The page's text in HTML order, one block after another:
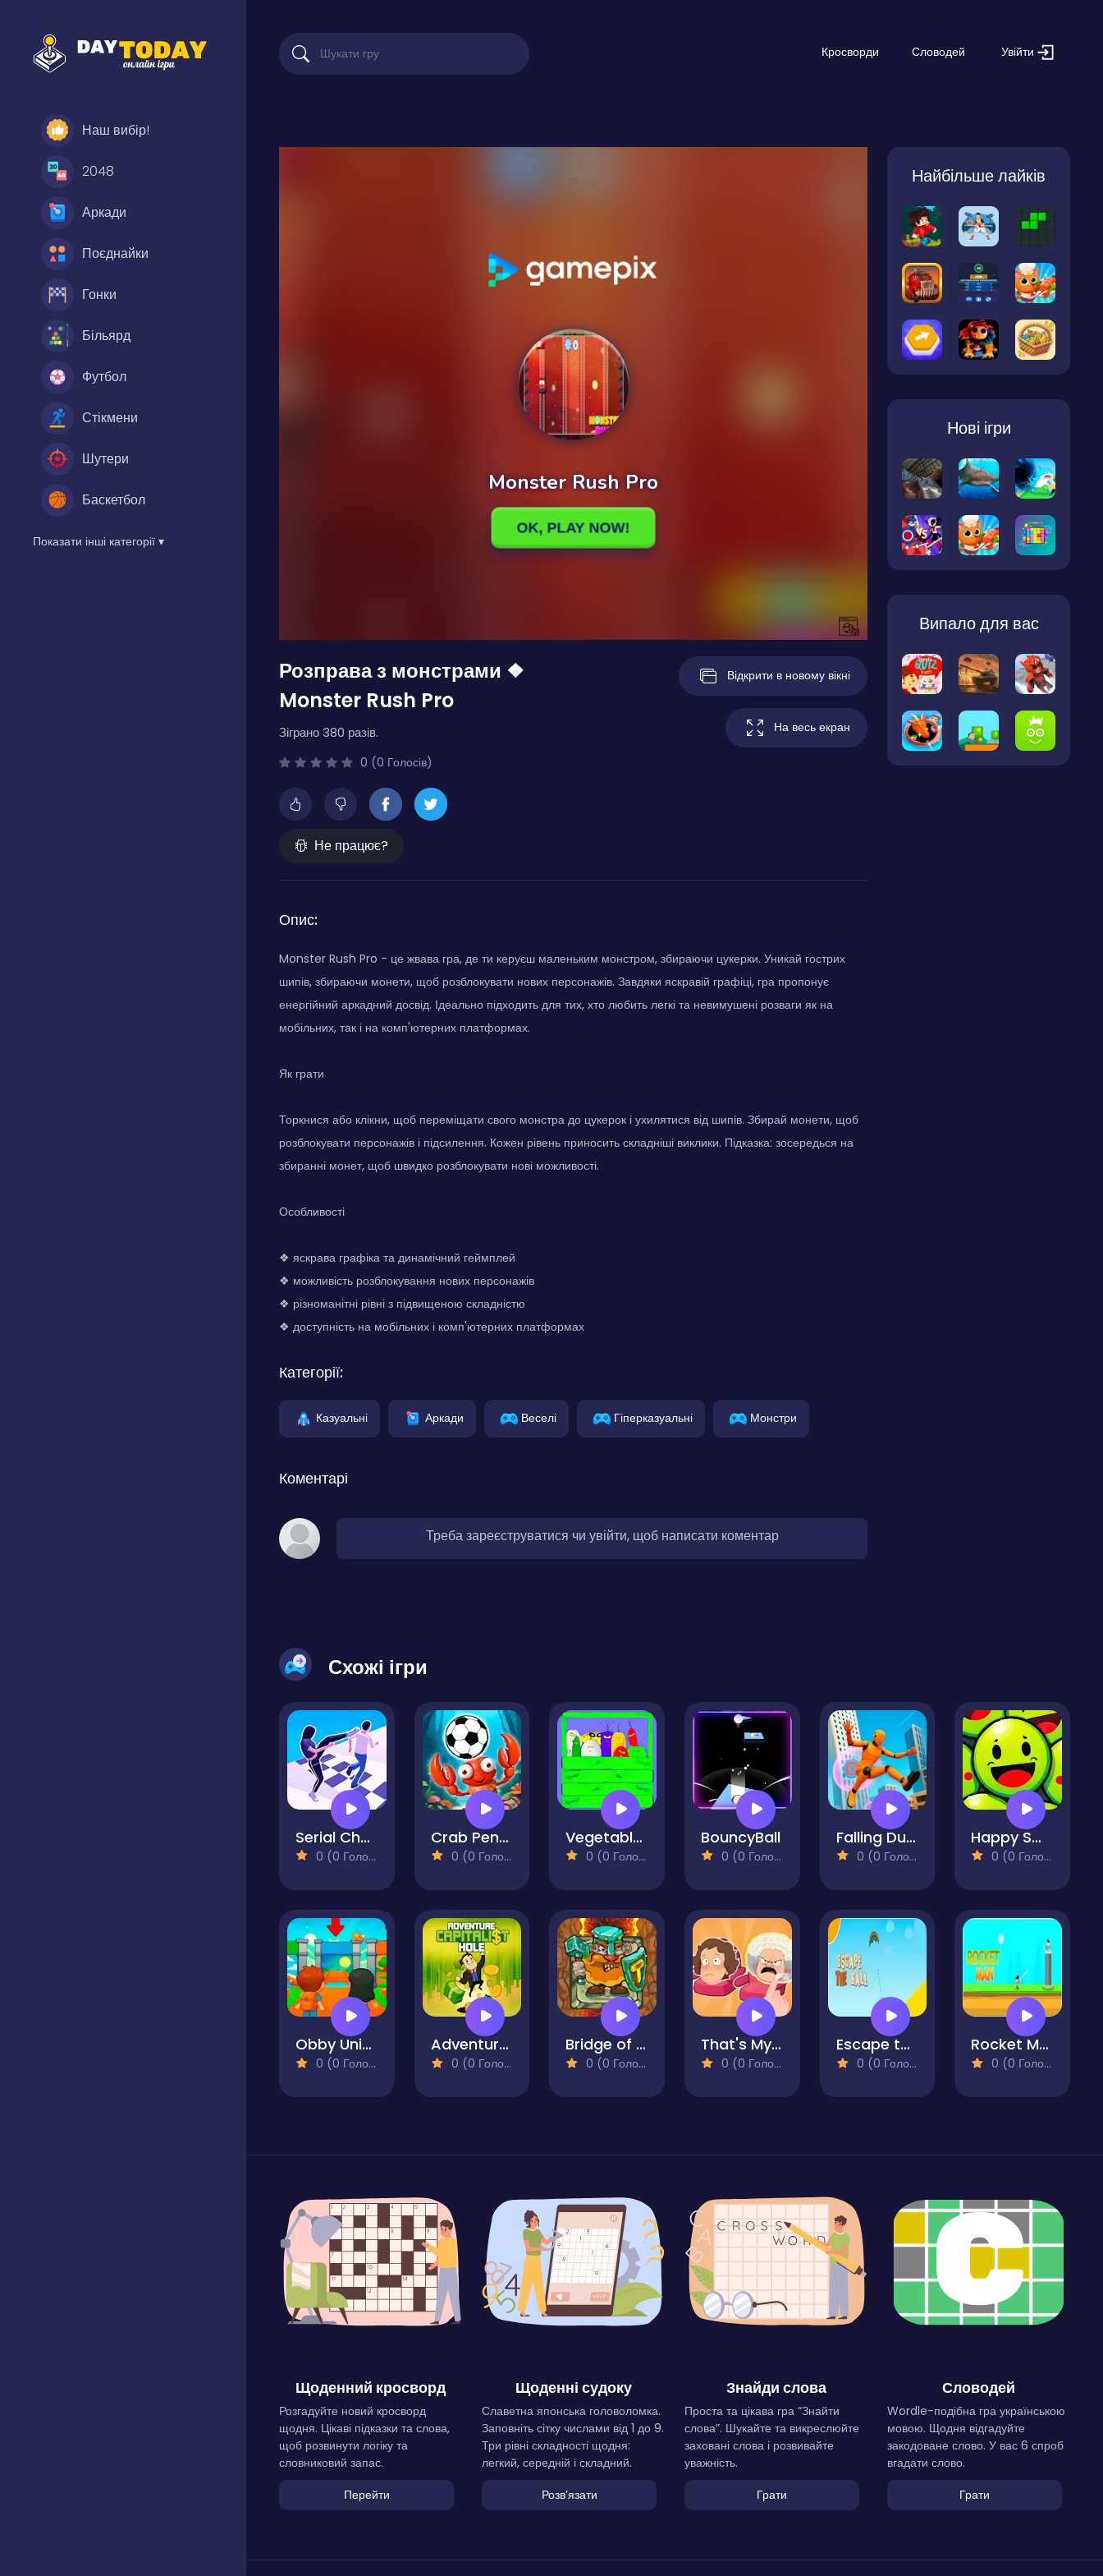
Наш вибір!
2048
Аркади
Поєднайки
Гонки
Більярд
Футбол
Стікмени
Шутери
Баскетбол
Показати інші категорії ▾
Кросворди Словодей Увійти
Розправа з монстрами ❖
Monster Rush Pro
Зіграно 380 разів.
0 (0 Голосів)
Не працює?
Відкрити в новому вікні
На весь екран
Опис:
Monster Rush Pro - це жвава гра, де ти керуєш маленьким монстром, збираючи цукерки. Уникай гострих
шипів, збираючи монети, щоб розблокувати нових персонажів. Завдяки яскравій графіці, гра пропонує
енергійний аркадний досвід. Ідеально підходить для тих, хто любить легкі та невимушені розваги як на
мобільних, так і на комп'ютерних платформах.
Як грати
Торкнися або клікни, щоб переміщати свого монстра до цукерок і ухилятися від шипів. Збирай монети, щоб
розблокувати персонажів і підсилення. Кожен рівень приносить складніші виклики. Підказка: зосередься на
збиранні монет, щоб швидко розблокувати нові можливості.
Особливості
❖ яскрава графіка та динамічний геймплей
❖ можливість розблокування нових персонажів
❖ різноманітні рівні з підвищеною складністю
❖ доступність на мобільних і комп'ютерних платформах
Категорії:
Казуальні Аркади Веселі Гіперказуальні Монстри
Коментарі
Треба зареєструватися чи увійти, щоб написати коментар
Найбільше лайків
Нові ігри
Випало для вас
Схожі ігри
Serial Cheaters
0 (0 Голосів)
Crab Penalty
0 (0 Голосів)
Vegetables for Aliens
0 (0 Голосів)
BouncyBall
0 (0 Голосів)
Falling Dummy
0 (0 Голосів)
Happy Smileys
0 (0 Голосів)
Obby Universe - Mini Games Online
0 (0 Голосів)
Adventure Capitalist Hole
0 (0 Голосів)
Bridge of Doom
0 (0 Голосів)
That's My Seat Logic Puzzle
0 (0 Голосів)
Escape the Ball
0 (0 Голосів)
Rocket Man Pro
0 (0 Голосів)
Щоденний кросворд
Розгадуйте новий кросворд
щодня. Цікаві підказки та слова,
щоб розвинути логіку та
словниковий запас.
Перейти
Щоденні судоку
Славетна японська головоломка.
Заповніть сітку числами від 1 до 9.
Три рівні складності щодня:
легкий, середній і складний.
Розвʼязати
Знайди слова
Проста та цікава гра “Знайти
слова”. Шукайте та викреслюйте
заховані слова і розвивайте
уважність.
Грати
Словодей
Wordle-подібна гра українською
мовою. Щодня відгадуйте
закодоване слово. У вас 6 спроб
вгадати слово.
Грати